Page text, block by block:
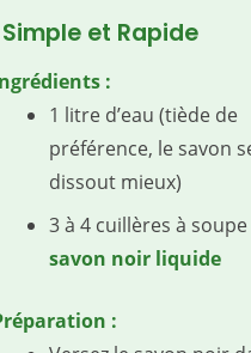
et Rapide
:
1 litre d’eau (tiède de
préférence, le savon
dissout mieux)
3 à 4 cuillères à
savon noir liquide
: